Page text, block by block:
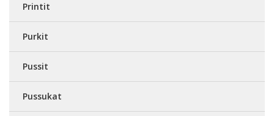
Printit
Purkit
Pussit
Pussukat